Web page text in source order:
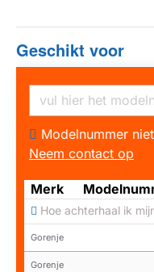
Geschikt voor
Modelnummer
Neem contact op
Merk
Hoe achterhaal ik
Gorenje
Gorenje